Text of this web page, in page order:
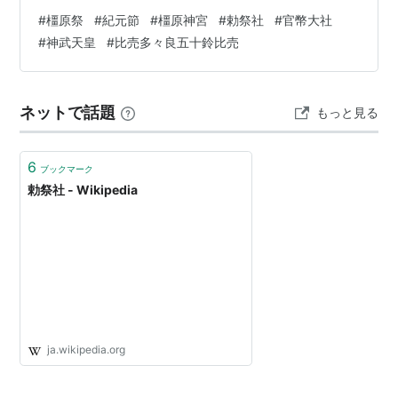
派遣される神社のことを 「勅祭社」（ちょくさいしゃ）
と言います。 橿原神宮の他、 賀茂別雷神社（上賀茂神
社）、石清水八幡宮、 賀茂御祖神社（下鴨神社）、春日
神宮、平安神宮、明治神宮、靖国神社、 宇佐神宮、香椎
宮があります。 「伊勢神…
#橿原祭 #紀元節 #橿原神宮 #勅祭社 #官幣大社
#神武天皇 #比売多々良五十鈴比売
ネットで話題 もっと見る
6 ブックマーク
勅祭社 - Wikipedia
ja.wikipedia.org